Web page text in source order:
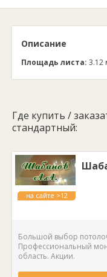
Описание
Площадь листа: 3.12
Где купить /
стандартный:
на сайте >12
Большой выбор
Профессиональный
область. Акции.